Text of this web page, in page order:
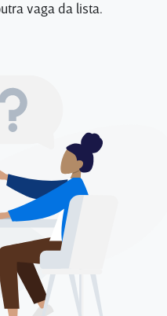
vaga da lista.